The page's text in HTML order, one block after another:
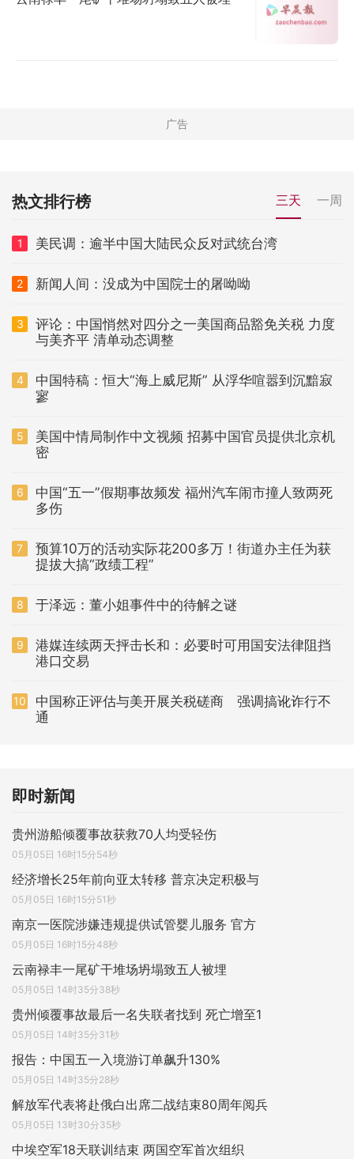
热文排行榜 三天 一周
1 美民调：逾半中国大陆民众反对武统台湾
2 新闻人间：没成为中国院士的屠呦呦
3
评论：中国悄然对四分之一美国商品豁免关税 力度
与美齐平 清单动态调整
4
中国特稿：恒大“海上威尼斯” 从浮华喧嚣到沉黯寂
寥
5
美国中情局制作中文视频 招募中国官员提供北京机
密
6
中国“五一”假期事故频发 福州汽车闹市撞人致两死
多伤
7
预算10万的活动实际花200多万！街道办主任为获
提拔大搞“政绩工程”
8 于泽远：董小姐事件中的待解之谜
9
港媒连续两天抨击长和：必要时可用国安法律阻挡
港口交易
10
中国称正评估与美开展关税磋商 强调搞讹诈行不
通
即时新闻
贵州游船倾覆事故获救70人均受轻伤
05月05日 16时15分54秒
经济增长25年前向亚太转移 普京决定积极与
05月05日 16时15分51秒
南京一医院涉嫌违规提供试管婴儿服务 官方
05月05日 16时15分48秒
云南禄丰一尾矿干堆场坍塌致五人被埋
05月05日 14时35分38秒
贵州倾覆事故最后一名失联者找到 死亡增至1
05月05日 14时35分31秒
报告：中国五一入境游订单飙升130%
05月05日 14时35分28秒
解放军代表将赴俄白出席二战结束80周年阅兵
05月05日 13时30分35秒
中埃空军18天联训结束 两国空军首次组织